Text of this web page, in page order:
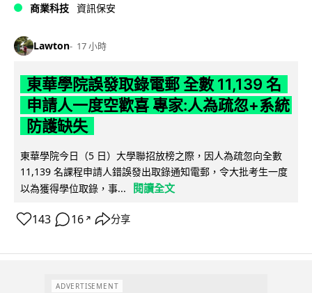
商業科技 資訊保安
Lawton 17 小時
東華學院誤發取錄電郵 全數 11,139 名
申請人一度空歡喜 專家:人為疏忽+系統
防護缺失
東華學院今日（5 日）大學聯招放榜之際，因人為疏忽向全數
11,139 名課程申請人錯誤發出取錄通知電郵，令大批考生一度
以為獲得學位取錄，事...
閱讀全文
143 16 ↗ 分享
ADVERTISEMENT